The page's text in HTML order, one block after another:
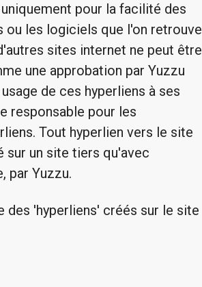
pour la facilité des
les logiciels que l'on retrouve
sites internet ne peut être
une approbation par Yuzzu
de ces hyperliens à ses
responsable pour les
Tout hyperlien vers le site
sur un site tiers qu'avec
par Yuzzu.
des 'hyperliens' créés sur le site